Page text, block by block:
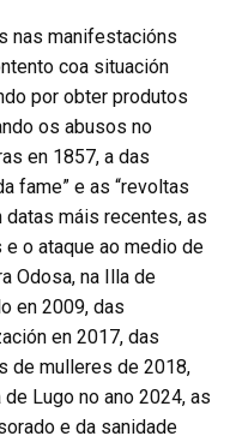
nas manifestacións
coa situación
por obter produtos
os abusos no
en 1857, a das
fame” e as “revoltas
datas máis recentes, as
o ataque ao medio de
Odosa, na Illa de
en 2009, das
en 2017, das
de mulleres de 2018,
Lugo no ano 2024, as
e da sanidade